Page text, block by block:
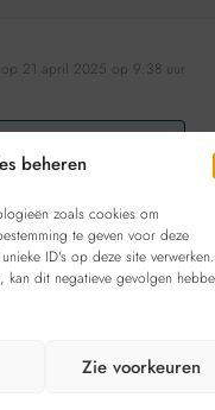
beheren
zoals cookies om
te geven voor deze
ID's op deze site verwerken.
kan dit negatieve gevolgen
Zie voorkeuren
op 21 april 2025 op 9:38 uur
85/maand
Parkeerplaats voor
Te huur